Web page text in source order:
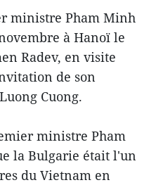
ministre Pham Minh
à Hanoï le
Radev, en visite
de son
Cuong.
ministre Pham
la Bulgarie était l'un
du Vietnam en